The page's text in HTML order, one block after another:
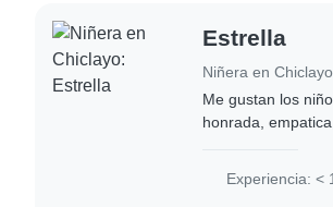
Estrella
Niñera en Chiclayo
Me gustan los
honrada,
Experiencia: <